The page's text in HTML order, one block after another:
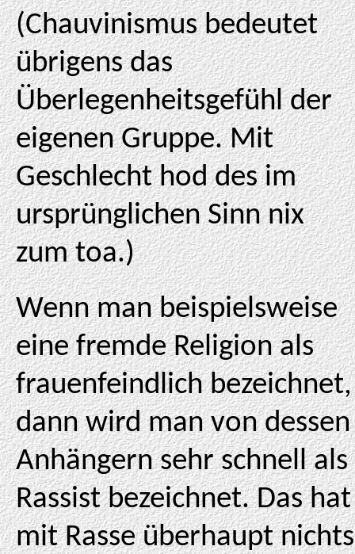
(Chauvinismus bedeutet
übrigens das
Überlegenheitsgefühl der
eigenen Gruppe. Mit
Geschlecht hod des im
ursprünglichen Sinn nix
zum toa.)
Wenn man beispielsweise
eine fremde Religion als
frauenfeindlich bezeichnet,
dann wird man von dessen
Anhängern sehr schnell als
Rassist bezeichnet. Das hat
mit Rasse überhaupt nichts